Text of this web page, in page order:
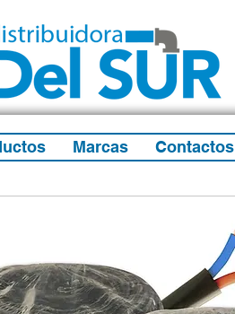
Marcas Contactos